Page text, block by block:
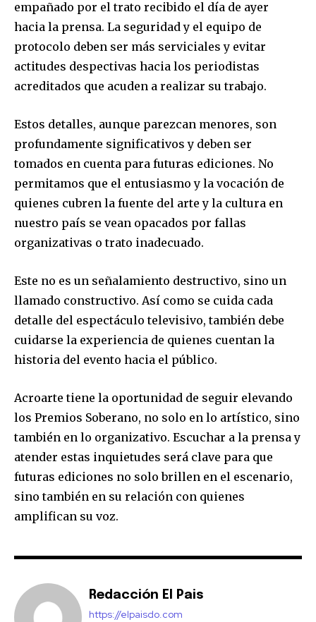
empañado por el trato recibido el día de ayer
hacia la prensa. La seguridad y el equipo de
protocolo deben ser más serviciales y evitar
actitudes despectivas hacia los periodistas
acreditados que acuden a realizar su trabajo.
Estos detalles, aunque parezcan menores, son
profundamente significativos y deben ser
tomados en cuenta para futuras ediciones. No
permitamos que el entusiasmo y la vocación de
quienes cubren la fuente del arte y la cultura en
nuestro país se vean opacados por fallas
organizativas o trato inadecuado.
Este no es un señalamiento destructivo, sino un
llamado constructivo. Así como se cuida cada
detalle del espectáculo televisivo, también debe
cuidarse la experiencia de quienes cuentan la
historia del evento hacia el público.
Acroarte tiene la oportunidad de seguir elevando
los Premios Soberano, no solo en lo artístico, sino
también en lo organizativo. Escuchar a la prensa y
atender estas inquietudes será clave para que
futuras ediciones no solo brillen en el escenario,
sino también en su relación con quienes
amplifican su voz.
Redacción El Pais
https://elpaisdo.com